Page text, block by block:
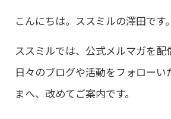
こんにちは。ススミルの澤田です。
ススミルでは、公式メルマガを配
日々のブログや活動をフォローい
まへ、改めてご案内です。